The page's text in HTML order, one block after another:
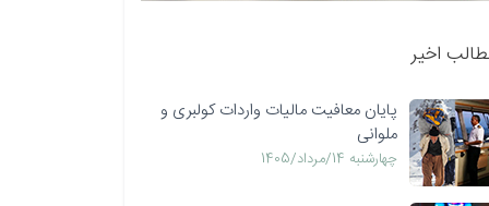
اخیر
پایان معافیت مالیات واردات کولبری و
ملوانی
چهارشنبه 14/مرداد/1405